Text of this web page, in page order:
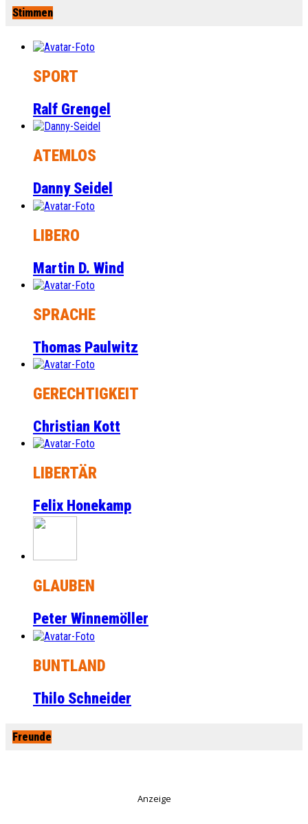
Stimmen
SPORT
Ralf Grengel
ATEMLOS
Danny Seidel
LIBERO
Martin D. Wind
SPRACHE
Thomas Paulwitz
GERECHTIGKEIT
Christian Kott
LIBERTÄR
Felix Honekamp
GLAUBEN
Peter Winnemöller
BUNTLAND
Thilo Schneider
Freunde
Anzeige